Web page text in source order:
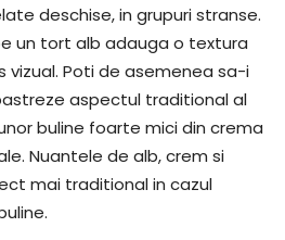
deschise, in grupuri stranse.
un tort alb adauga o textura
vizual. Poti de asemenea sa-i
aspectul traditional al
buline foarte mici din crema
Nuantele de alb, crem si
mai traditional in cazul